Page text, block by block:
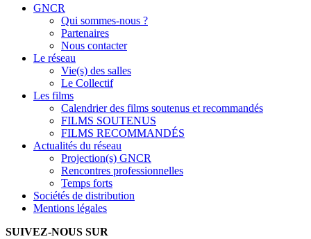
GNCR
Qui sommes-nous ?
Partenaires
Nous contacter
Le réseau
Vie(s) des salles
Le Collectif
Les films
Calendrier des films soutenus et recommandés
FILMS SOUTENUS
FILMS RECOMMANDÉS
Actualités du réseau
Projection(s) GNCR
Rencontres professionnelles
Temps forts
Sociétés de distribution
Mentions légales
SUIVEZ-NOUS SUR